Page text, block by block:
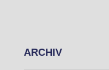
ARCHIV